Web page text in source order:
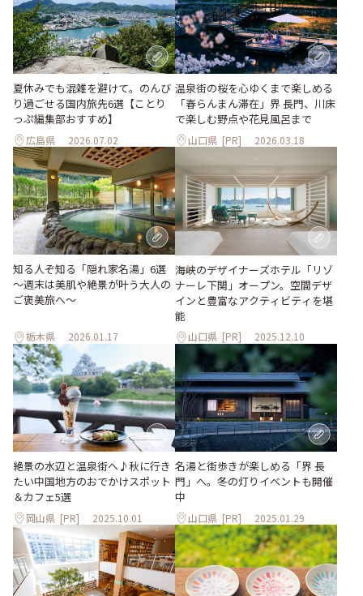
夏休みでも混雑を避けて。のんび
り過ごせる国内旅先6選【ことり
っぷ編集部おすすめ】
広島県 2026.07.02
温泉街の桜を心ゆくまで楽しめる
「春らんまん滞在」界 長門、川床
で楽しむ野点や花見風呂まで
山口県 [PR] 2026.03.18
知る人ぞ知る「隠れ家名湯」6選
～週末は美肌や絶景が叶う大人の
ご褒美旅へ～
栃木県 2026.01.17
海峡のデザイナーズホテル「リゾ
ナーレ下関」オープン。空間デザ
インと豊富なアクティビティを堪
能
山口県 [PR] 2025.12.10
絶景の水辺と温泉街へ♪秋に行き
たい中国地方のおでかけスポット
＆カフェ5選
岡山県 [PR] 2025.10.01
名湯と街歩きが楽しめる「界 長
門」へ。冬の灯りイベントも開催
中
山口県 [PR] 2025.01.29